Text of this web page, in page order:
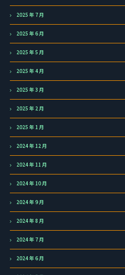
2025 年 7 月
2025 年 6 月
2025 年 5 月
2025 年 4 月
2025 年 3 月
2025 年 2 月
2025 年 1 月
2024 年 12 月
2024 年 11 月
2024 年 10 月
2024 年 9 月
2024 年 8 月
2024 年 7 月
2024 年 6 月